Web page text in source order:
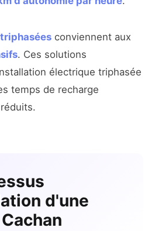
conviennent aux
. Ces solutions
électrique triphasée
temps de recharge
d'une